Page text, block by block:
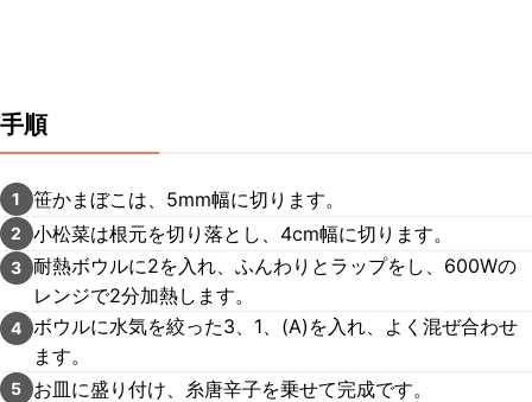
手順
1 笹かまぼこは、5mm幅に切ります。
2 小松菜は根元を切り落とし、4cm幅に切ります。
3 耐熱ボウルに2を入れ、ふんわりとラップをし、600Wの
レンジで2分加熱します。
4 ボウルに水気を絞った3、1、(A)を入れ、よく混ぜ合わせ
ます。
5 お皿に盛り付け、糸唐辛子を乗せて完成です。